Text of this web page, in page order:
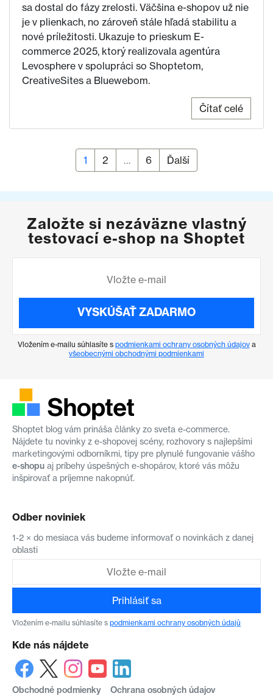
sa dostal do fázy zrelosti. Väčšina e-shopov už nie
je v plienkach, no zároveň stále hľadá stabilitu a
nové príležitosti. Ukazuje to prieskum E-
commerce 2025, ktorý realizovala agentúra
Levosphere v spolupráci so Shoptetom,
CreativeSites a Bluewebom.
Čítať celé
Stránkovanie príspevkov
Stránka
1 Stránka
2 … Stránka
6 Ďalší
Založte si nezáväzne vlastný
testovací e-shop na Shoptet
VYSKÚŠAŤ ZADARMO
Vložením e-mailu súhlasíte s podmienkami ochrany osobných údajova
všeobecnými obchodnými podmienkami
Shoptet blog vám prináša články zo sveta e-commerce.
Nájdete tu novinky z e-shopovej scény, rozhovory s najlepšími
marketingovými odborníkmi, tipy pre plynulé fungovanie vášho
e-shopu aj príbehy úspešných e-shopárov, ktoré vás môžu
inšpirovať a príjemne nakopnúť.
Odber noviniek
1-2 × do mesiaca vás budeme informovať o novinkách z danej
oblasti
Prihlásiť sa
Vložením e-mailu súhlasíte s podmienkami ochrany osobných údajů
Kde nás nájdete
Obchodné podmienky Ochrana osobných údajov